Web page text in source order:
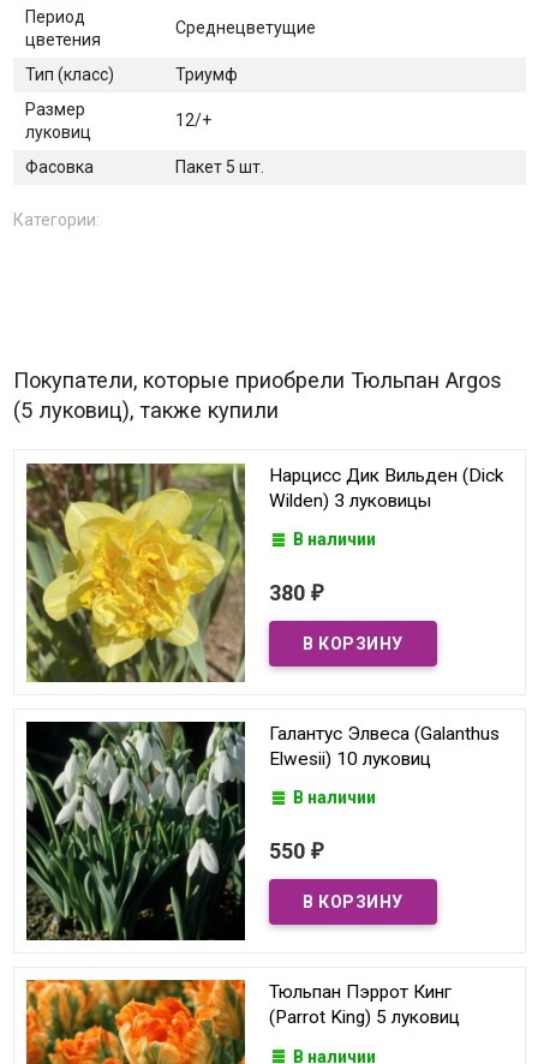
Период
цветения
Среднецветущие
Тип (класс)
Триумф
Размер
луковиц
12/+
Фасовка Пакет 5 шт.
Категории:
Покупатели, которые приобрели Тюльпан Argos
(5 луковиц), также купили
Нарцисс Дик Вильден (Dick
Wilden) 3 луковицы
В наличии
380 ₽
Галантус Элвеса (Galanthus
Elwesii) 10 луковиц
В наличии
550 ₽
Тюльпан Пэррот Кинг
(Parrot King) 5 луковиц
В наличии